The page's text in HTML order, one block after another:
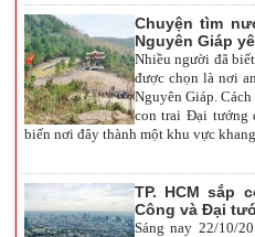
Chuyện tìm
Nguyên Giáp
Nhiều người đã
được chọn là nơi
Nguyên Giáp.
con trai Đại tướng
biến nơi đây thành một khu vực
TP. HCM sắp
Công và Đại
Sáng nay 22/10/